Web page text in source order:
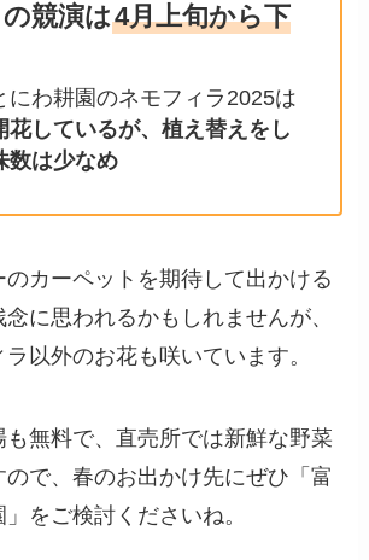
競演は4月上旬から下
にわ耕園のネモフィラ2025は
花しているが、植え替えをし
数は少なめ
のカーペットを期待して出かける
に思われるかもしれませんが、
以外のお花も咲いています。
も無料で、直売所では新鮮な野菜
ので、春のお出かけ先にぜひ「富
をご検討くださいね。